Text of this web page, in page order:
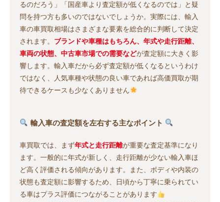
るのだろう」「国産車より査定額が低くなるのでは」と疑
問を持つ方も多いのではないでしょうか。実際には、輸入
車の車買取相場はさまざまな要素を総合的に判断して決定
されます。 ブランドや車種はもちろん、年式や走行距離、
車両の状態、中古車市場での需要などが査定額に大きく影
響します。輸入車だから必ず査定額が低くなるというわけ
ではなく、人気車種や状態の良い車であれば高価買取が期
待できるケースも少なくありません
輸入車の査定額を左右する主なポイント
車買取では、まず年式と走行距離が重要な査定基準になり
ます。一般的に年式が新しく、走行距離が少ない輸入車ほ
ど高く評価される傾向があります。また、ボディや内装の
状態も査定額に影響するため、日頃から丁寧に乗られてい
る車はプラス評価につながることがあります